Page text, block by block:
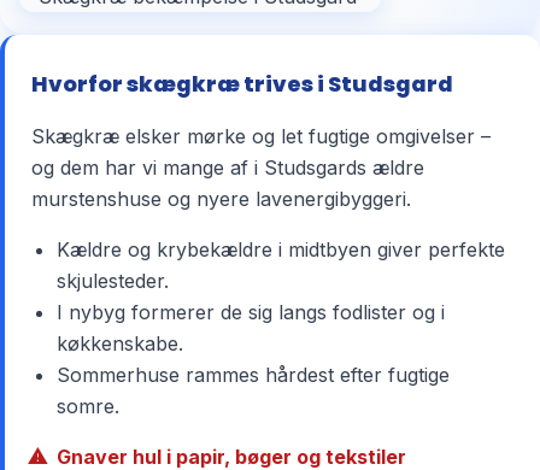
Hvorfor skægkræ trives i Studsgard
Skægkræ elsker mørke og let fugtige omgivelser –
og dem har vi mange af i Studsgards ældre
murstenshuse og nyere lavenergibyggeri.
Kældre og krybekældre i midtbyen giver perfekte
skjulesteder.
I nybyg formerer de sig langs fodlister og i
køkkenskabe.
Sommerhuse rammes hårdest efter fugtige
somre.
Gnaver hul i papir, bøger og tekstiler